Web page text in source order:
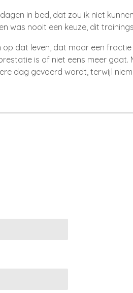
in bed, dat zou ik niet
was nooit een keuze, dit
dat leven, dat maar een
is of niet eens meer
dag gevoerd wordt, terwijl